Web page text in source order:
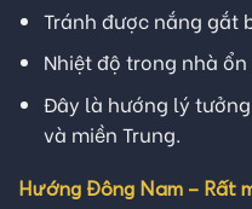
Tránh được nắng gắt
Nhiệt độ trong nhà
Đây là hướng lý
và miền Trung.
Hướng Đông Nam – Rất